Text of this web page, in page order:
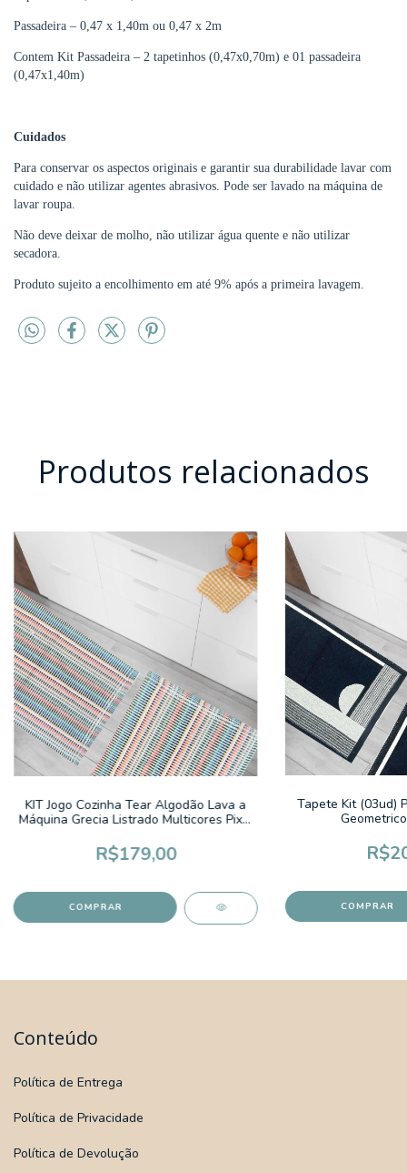
Passadeira – 0,47 x 1,40m ou 0,47 x 2m
Contem Kit Passadeira – 2 tapetinhos (0,47x0,70m) e 01 passadeira
(0,47x1,40m)
Cuidados
Para conservar os aspectos originais e garantir sua durabilidade lavar com
cuidado e não utilizar agentes abrasivos. Pode ser lavado na máquina de
lavar roupa.
Não deve deixar de molho, não utilizar água quente e não utilizar
secadora.
Produto sujeito a encolhimento em até 9% após a primeira lavagem.
Produtos relacionados
KIT Jogo Cozinha Tear Algodão Lava a
Máquina Grecia Listrado Multicores Pixel
R$179,00
Tapete Kit (03ud)
Conteúdo
Política de Entrega
Política de Privacidade
Política de Devolução